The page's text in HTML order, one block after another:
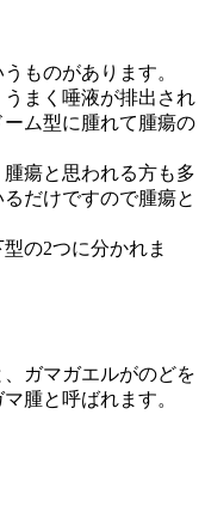
ものがあります。
まく唾液が排出され
ム型に腫れて腫瘍の
瘍と思われる方も多
だけですので腫瘍と
の2つに分かれま
ガマガエルがのどを
腫と呼ばれます。